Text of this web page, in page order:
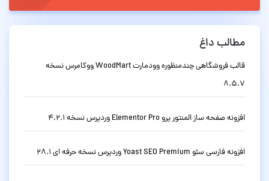
مطالب داغ
قالب فروشگاهی چندمنظوره وودمارت WoodMart ووکامرس نسخه
8.5.7
افزونه صفحه ساز المنتور پرو Elementor Pro وردپرس نسخه 4.2.1
افزونه فارسی سئو Yoast SEO Premium وردپرس نسخه حرفه ای 28.1